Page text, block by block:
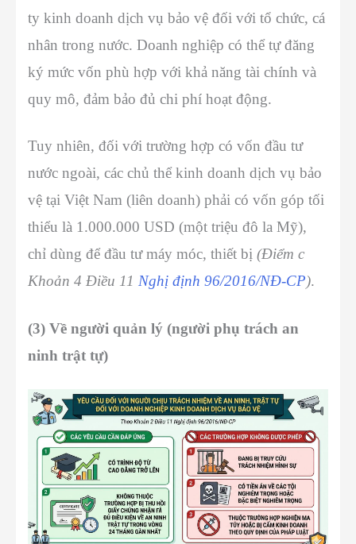
ty kinh doanh dịch vụ bảo vệ đối với tổ chức, cá
nhân trong nước. Doanh nghiệp có thể tự đăng
ký mức vốn phù hợp với khả năng tài chính và
quy mô, đảm bảo đủ chi phí hoạt động.
Tuy nhiên, đối với trường hợp có vốn đầu tư
nước ngoài, các chủ thể kinh doanh dịch vụ bảo
vệ tại Việt Nam (liên doanh) phải có vốn góp tối
thiểu là 1.000.000 USD (một triệu đô la Mỹ),
chỉ dùng để đầu tư máy móc, thiết bị (Điểm c
Khoản 4 Điều 11 Nghị định 96/2016/NĐ-CP).
(3) Về người quản lý (người phụ trách an
ninh trật tự)